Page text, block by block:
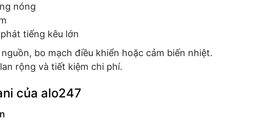
nóng
tiếng kêu lớn
bo mạch điều khiển hoặc cảm biến nhiệt.
rộng và tiết kiệm chi phí.
của alo247